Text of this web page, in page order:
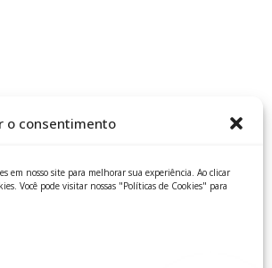
o consentimento
em nosso site para melhorar sua experiência. Ao clicar
Você pode visitar nossas "Políticas de Cookies" para